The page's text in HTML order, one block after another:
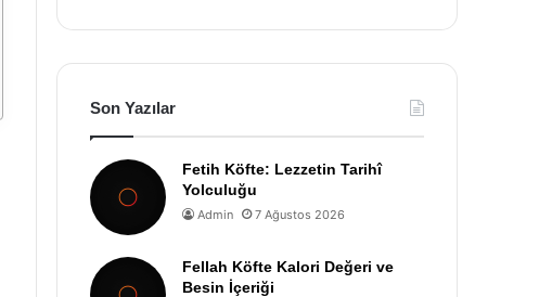
Son Yazılar
Fetih Köfte: Lezzetin Tarihî
Yolculuğu
Admin 7 Ağustos 2026
Fellah Köfte Kalori Değeri ve
Besin İçeriği